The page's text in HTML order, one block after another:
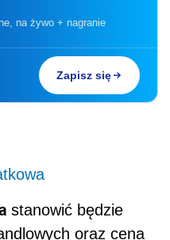
na żywo + nagranie
Zapisz się
stanowić będzie
oraz cena